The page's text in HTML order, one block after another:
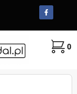
0